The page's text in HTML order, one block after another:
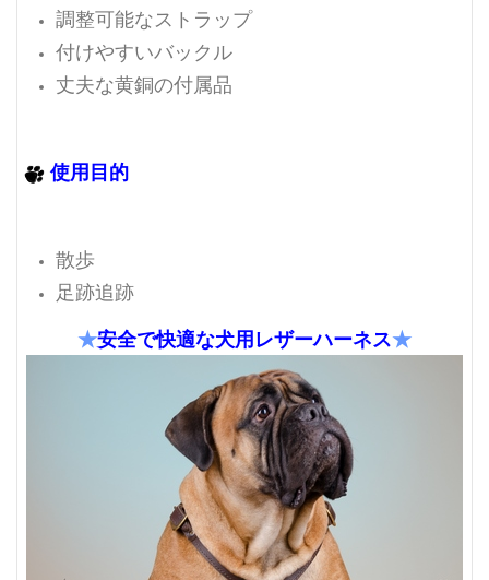
調整可能なストラップ
付けやすいバックル
丈夫な黄銅の付属品
使用目的
散歩
足跡追跡
★安全で快適な犬用レザーハーネス★